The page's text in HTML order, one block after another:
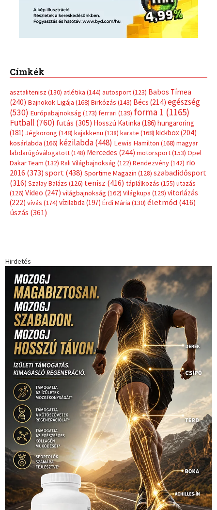
Címkék
asztalitenisz (130) atlétika (144) autosport(123) Babos Tímea
(240) Bajnokok Ligája (168) Birkózás (143) Bécs (214) egészség
(530) Európabajnokság (173) ferrari (139) forma 1 (1165)
Futball (760) futás (305) Hosszú Katinka (186) hungaroring
(181) Jégkorong (148) kajakkenu (138) karate (168) kickbox(204)
kosárlabda (166) kézilabda(448) Lewis Hamilton (168) magyar
labdarúgóválogatott(148) Mercedes (244) motorsport(153) Opel
Dakar Team (132) Rali Világbajnokság (122) Rendezvény(142) rio
2016 (373) sport(438) Sportime Magazin (128) szabadidősport
(316) Szalay Balázs (126) tenisz (416) táplálkozás (155) utazás
(126) Video (247) világbajnokság (162) Világkupa (129) vitorlázás
(222) vívás (174) vízilabda (197) Érdi Mária (130) életmód(416)
úszás (361)
Hirdetés